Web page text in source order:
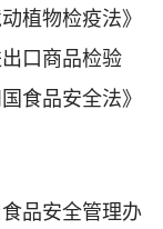
植物检疫法》
口商品检验
食品安全法》
品安全管理办